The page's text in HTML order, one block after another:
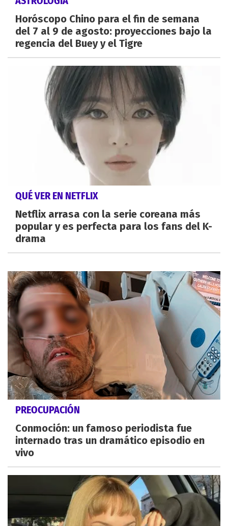
Horóscopo Chino para el fin de semana
del 7 al 9 de agosto: proyecciones bajo la
regencia del Buey y el Tigre
QUÉ VER EN NETFLIX
Netflix arrasa con la serie coreana más
popular y es perfecta para los fans del K-
drama
PREOCUPACIÓN
Conmoción: un famoso periodista fue
internado tras un dramático episodio en
vivo